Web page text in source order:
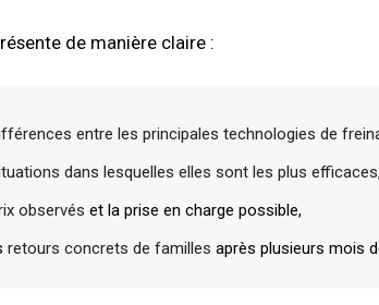
de manière claire :
entre les principales technologies de
dans lesquelles elles sont les plus efficaces
observés et la prise en charge possible,
retours concrets de familles après plusieurs mois